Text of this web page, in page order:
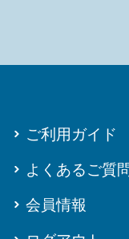
ご利用ガイド
よくあるご質
会員情報